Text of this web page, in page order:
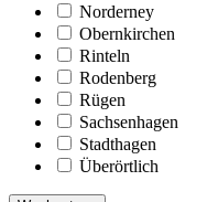
Norderney
Obernkirchen
Rinteln
Rodenberg
Rügen
Sachsenhagen
Stadthagen
Überörtlich